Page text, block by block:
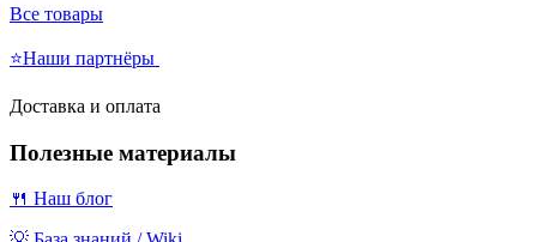
Все товары
⭐Наши партнёры
Доставка и оплата
Полезные материалы
🍴 Наш блог